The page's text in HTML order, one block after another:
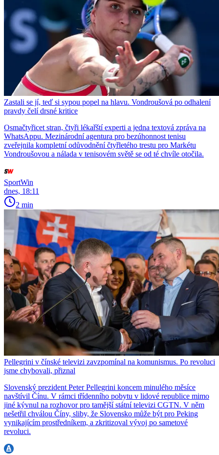
Zastali se jí, teď si sypou popel na hlavu. Vondroušová po odhalení
pravdy čelí drsné kritice
Osmačtyřicet stran, čtyři lékařští experti a jedna textová zpráva na
WhatsAppu. Mezinárodní agentura pro bezúhonnost tenisu
zveřejnila kompletní odůvodnění čtyřletého trestu pro Markétu
Vondroušovou a nálada v tenisovém světě se od té chvíle otočila.
SportWin
dnes, 18:11
2 min
Pellegrini v čínské televizi zavzpomínal na komunismus. Po revoluci
jsme chybovali, přiznal
Slovenský prezident Peter Pellegrini koncem minulého měsíce
navštívil Čínu. V rámci třídenního pobytu v lidové republice mimo
jiné kývnul na rozhovor pro tamější státní televizi CGTN. V něm
nešetřil chválou Číny, sliby, že Slovensko může být pro Peking
vynikajícím prostředníkem, a zkritizoval vývoj po sametové
revoluci.